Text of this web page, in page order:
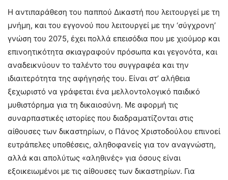
Η αντιπαράθεση του παππού Δικαστή που λειτουργεί με τη
μνήμη, και του εγγονού που λειτουργεί με την ‘σύγχρονη’
γνώση του 2075, έχει πολλά επεισόδια που με χιούμορ και
επινοητικότητα σκιαγραφούν πρόσωπα και γεγονότα, και
αναδεικνύουν το ταλέντο του συγγραφέα και την
ιδιαιτερότητα της αφήγησής του. Είναι στ’ αλήθεια
ξεχωριστό να γράφεται ένα μελλοντολογικό παιδικό
μυθιστόρημα για τη δικαιοσύνη. Με αφορμή τις
συναρπαστικές ιστορίες που διαδραματίζονται στις
αίθουσες των δικαστηρίων, ο Πάνος Χριστοδούλου επινοεί
ευτράπελες υποθέσεις, αληθοφανείς για τον αναγνώστη,
αλλά και απολύτως «αληθινές» για όσους είναι
εξοικειωμένοι με τις αίθουσες των δικαστηρίων. Για